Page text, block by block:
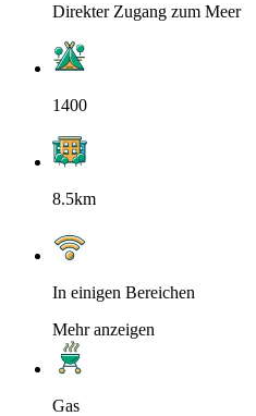
Direkter Zugang zum Meer
1400
8.5km
In einigen Bereichen
Mehr anzeigen
Gas